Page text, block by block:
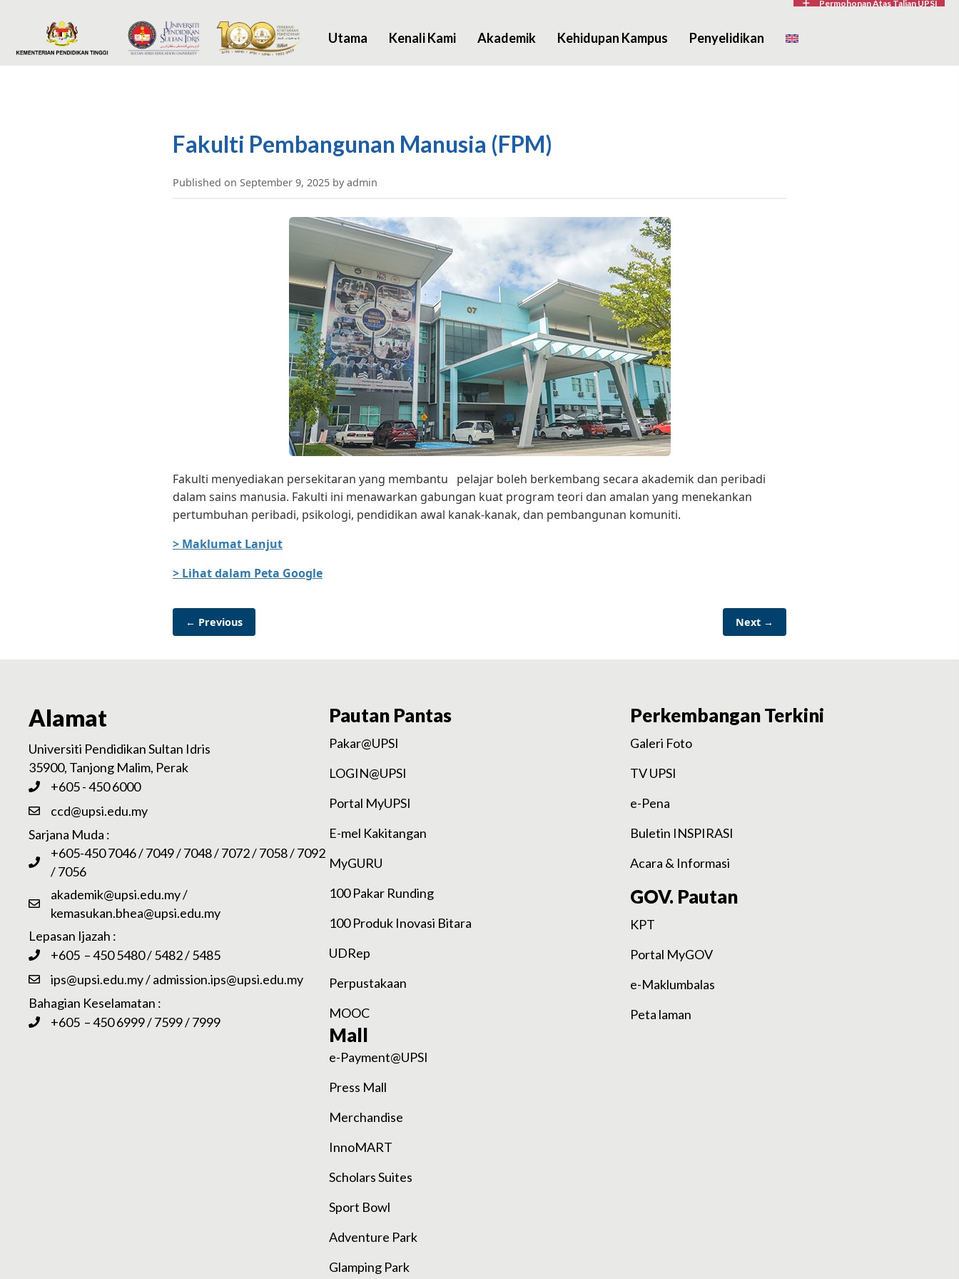
Permohonan Atas Talian UPSI
Utama Kenali Kami Akademik Kehidupan Kampus Penyelidikan
Fakulti Pembangunan Manusia (FPM)
Published on September 9, 2025 by admin
Fakulti menyediakan persekitaran yang membantu pelajar boleh berkembang secara akademik dan peribadi
dalam sains manusia. Fakulti ini menawarkan gabungan kuat program teori dan amalan yang menekankan
pertumbuhan peribadi, psikologi, pendidikan awal kanak-kanak, dan pembangunan komuniti.
> Maklumat Lanjut
> Lihat dalam Peta Google
← Previous Next →
Alamat
Universiti Pendidikan Sultan Idris
35900, Tanjong Malim, Perak
+605 - 450 6000
ccd@upsi.edu.my
Sarjana Muda :
+605-450 7046 / 7049 / 7048 / 7072 / 7058 / 7092
/ 7056
akademik@upsi.edu.my/
kemasukan.bhea@upsi.edu.my
Lepasan Ijazah :
+605 – 450 5480 / 5482 / 5485
ips@upsi.edu.my/admission.ips@upsi.edu.my
Bahagian Keselamatan :
+605 – 450 6999 / 7599 / 7999
Pautan Pantas
Pakar@UPSI
LOGIN@UPSI
Portal MyUPSI
E-mel Kakitangan
MyGURU
100 Pakar Runding
100 Produk Inovasi Bitara
UDRep
Perpustakaan
MOOC
Mall
e-Payment@UPSI
Press Mall
Merchandise
InnoMART
Scholars Suites
Sport Bowl
Adventure Park
Glamping Park
Perkembangan Terkini
Galeri Foto
TV UPSI
e-Pena
Buletin INSPIRASI
Acara & Informasi
GOV. Pautan
KPT
Portal MyGOV
e-Maklumbalas
Peta laman